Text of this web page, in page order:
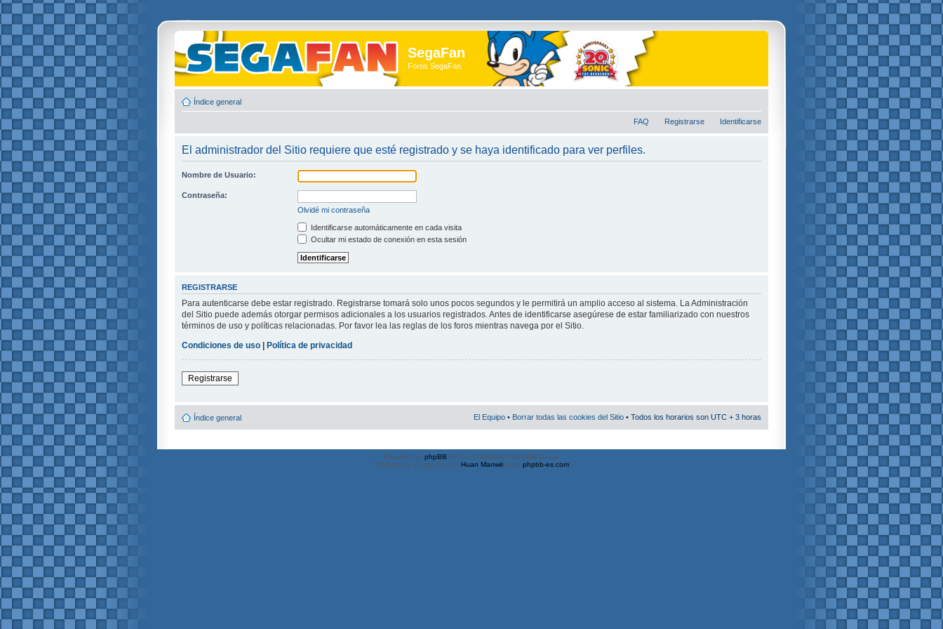
SegaFan
Foros SegaFan
Índice general
FAQ Registrarse Identificarse
El administrador del Sitio requiere que esté registrado y se haya identificado para ver perfiles.
Nombre de Usuario:
Contraseña:
Olvidé mi contraseña
Identificarse automáticamente en cada visita
Ocultar mi estado de conexión en esta sesión
REGISTRARSE
Para autenticarse debe estar registrado. Registrarse tomará solo unos pocos segundos y le permitirá un amplio acceso al sistema. La Administración
del Sitio puede además otorgar permisos adicionales a los usuarios registrados. Antes de identificarse asegúrese de estar familiarizado con nuestros
términos de uso y políticas relacionadas. Por favor lea las reglas de los foros mientras navega por el Sitio.
Condiciones de uso
Política de privacidad
Registrarse
Índice general El Equipo • Borrar todas las cookies del Sitio • Todos los horarios son UTC + 3 horas
Powered by phpBB® Forum Software © phpBB Group
Traducción al español por Huan Manwë para phpbb-es.com